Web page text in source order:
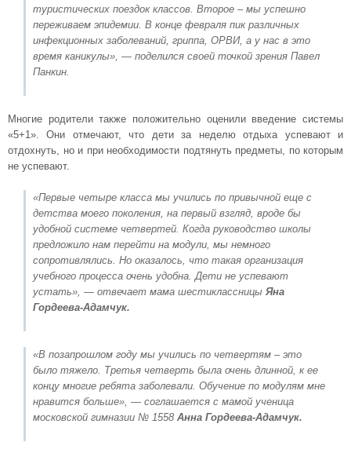
туристических поездок классов. Второе – мы успешно
переживаем эпидемии. В конце февраля пик различных
инфекционных заболеваний, гриппа, ОРВИ, а у нас в это
время каникулы», — поделился своей точкой зрения Павел
Панкин.
Многие родители также положительно оценили введение системы
«5+1». Они отмечают, что дети за неделю отдыха успевают и
отдохнуть, но и при необходимости подтянуть предметы, по которым
не успевают.
«Первые четыре класса мы учились по привычной еще с
детства моего поколения, на первый взгляд, вроде бы
удобной системе четвертей. Когда руководство школы
предложило нам перейти на модули, мы немного
сопротивлялись. Но оказалось, что такая организация
учебного процесса очень удобна. Дети не успевают
устать», — отвечает мама шестиклассницы Яна
Гордеева-Адамчук.
«В позапрошлом году мы учились по четвертям – это
было тяжело. Третья четверть была очень длинной, к ее
концу многие ребята заболевали. Обучение по модулям мне
нравится больше», — соглашается с мамой ученица
московской гимназии № 1558 Анна Гордеева-Адамчук.